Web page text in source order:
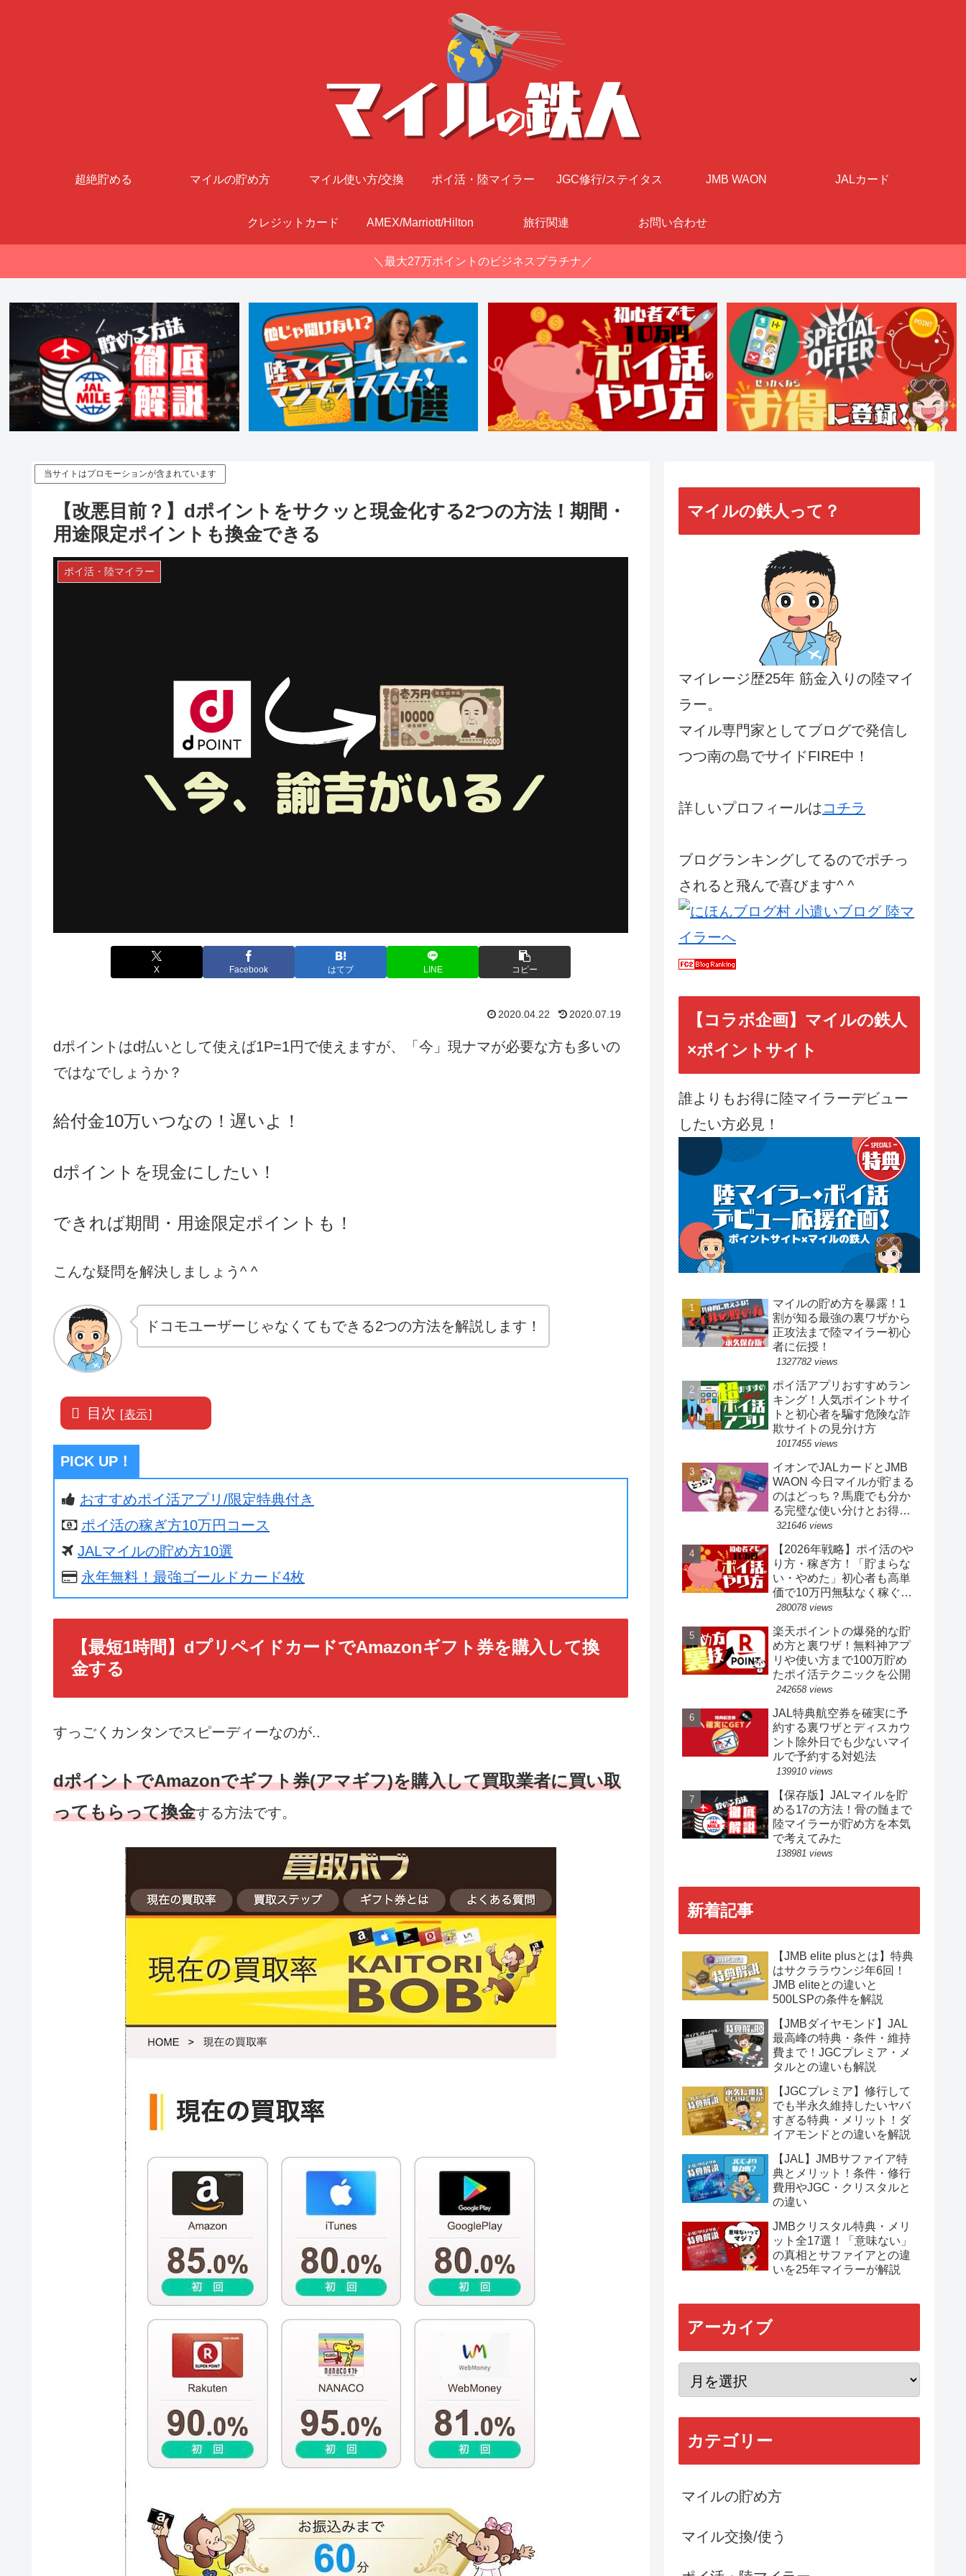
超絶貯める マイルの貯め方 マイル使い方/交換 ポイ活・陸マイラー JGC修行/ステイタス JMB WAON JALカード
クレジットカード AMEX/Marriott/Hilton 旅行関連 お問い合わせ
＼最大27万ポイントのビジネスプラチナ／
当サイトはプロモーションが含まれています
【改悪目前？】dポイントをサクッと現金化する2つの方法！期間・
用途限定ポイントも換金できる
ポイ活・陸マイラー
X Facebook はてブ LINE コピー
2020.04.22 2020.07.19
dポイントはd払いとして使えば1P=1円で使えますが、「今」現ナマが必要な方も多いの
ではなでしょうか？
給付金10万いつなの！遅いよ！
dポイントを現金にしたい！
できれば期間・用途限定ポイントも！
こんな疑問を解決しましょう^ ^
ドコモユーザーじゃなくてもできる2つの方法を解説します！
目次 [表示]
PICK UP！
おすすめポイ活アプリ/限定特典付き
ポイ活の稼ぎ方10万円コース
JALマイルの貯め方10選
永年無料！最強ゴールドカード4枚
【最短1時間】dプリペイドカードでAmazonギフト券を購入して換
金する
すっごくカンタンでスピーディーなのが..
dポイントでAmazonでギフト券(アマギフ)を購入して買取業者に買い取
ってもらって換金する方法です。
マイルの鉄人って？
マイレージ歴25年 筋金入りの陸マイ
ラー。
マイル専門家としてブログで発信し
つつ南の島でサイドFIRE中！
詳しいプロフィールは コチラ
ブログランキングしてるのでポチっ
されると飛んで喜びます^ ^
【コラボ企画】マイルの鉄人
×ポイントサイト
誰よりもお得に陸マイラーデビュー
したい方必見！
マイルの貯め方を暴露！1
割が知る最強の裏ワザから
正攻法まで陸マイラー初心
者に伝授！
1327782 views
ポイ活アプリおすすめラン
キング！人気ポイントサイ
トと初心者を騙す危険な詐
欺サイトの見分け方
1017455 views
イオンでJALカードとJMB
WAON 今日マイルが貯まる
のはどっち？馬鹿でも分か
る完璧な使い分けとお得な
裏ワザ
321646 views
【2026年戦略】ポイ活のや
り方・稼ぎ方！「貯まらな
い・やめた」初心者も高単
価で10万円無駄なく稼ぐ完
全ロードマップ
280078 views
楽天ポイントの爆発的な貯
め方と裏ワザ！無料神アプ
リや使い方まで100万貯め
たポイ活テクニックを公開
242658 views
JAL特典航空券を確実に予
約する裏ワザとディスカウ
ント除外日でも少ないマイ
ルで予約する対処法
139910 views
【保存版】JALマイルを貯
める17の方法！骨の髄まで
陸マイラーが貯め方を本気
で考えてみた
138981 views
新着記事
【JMB elite plusとは】特典
はサクララウンジ年6回！
JMB eliteとの違いと
500LSPの条件を解説
【JMBダイヤモンド】JAL
最高峰の特典・条件・維持
費まで！JGCプレミア・メ
タルとの違いも解説
【JGCプレミア】修行して
でも半永久維持したいヤバ
すぎる特典・メリット！ダ
イアモンドとの違いを解説
【JAL】JMBサファイア特
典とメリット！条件・修行
費用やJGC・クリスタルと
の違い
JMBクリスタル特典・メリ
ット全17選！「意味ない」
の真相とサファイアとの違
いを25年マイラーが解説
アーカイブ
カテゴリー
マイルの貯め方
マイル交換/使う